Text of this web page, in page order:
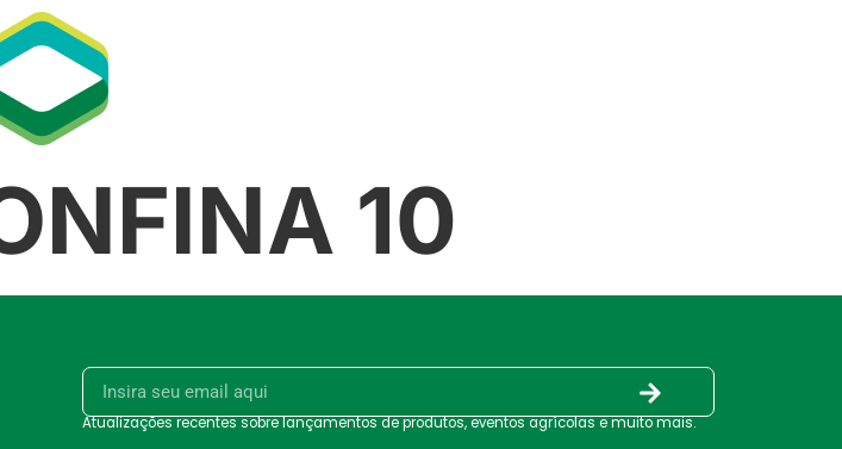
10
Atualizações recentes sobre lançamentos de produtos, eventos agrícolas e muito mais.